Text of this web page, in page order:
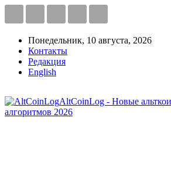
Понедельник, 10 августа, 2026
Контакты
Редакция
English
AltCoinLog - Новые
алгоритмов 2026